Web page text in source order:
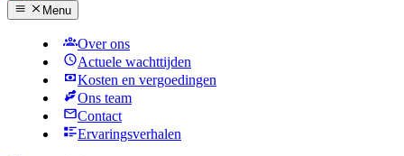
Menu
Over ons
Actuele wachttijden
Kosten en vergoedingen
Ons team
Contact
Ervaringsverhalen